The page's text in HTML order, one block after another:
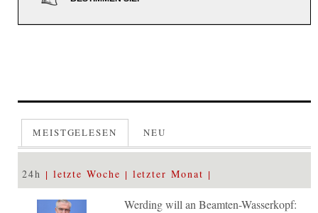
MEISTGELESEN NEU
24h letzte Woche letzter Monat
Werding will an Beamten-Wasserkopf: